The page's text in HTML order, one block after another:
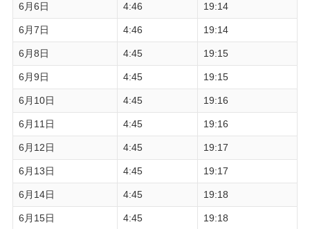
6月6日 4:46 19:14
6月7日 4:46 19:14
6月8日 4:45 19:15
6月9日 4:45 19:15
6月10日 4:45 19:16
6月11日 4:45 19:16
6月12日 4:45 19:17
6月13日 4:45 19:17
6月14日 4:45 19:18
6月15日 4:45 19:18